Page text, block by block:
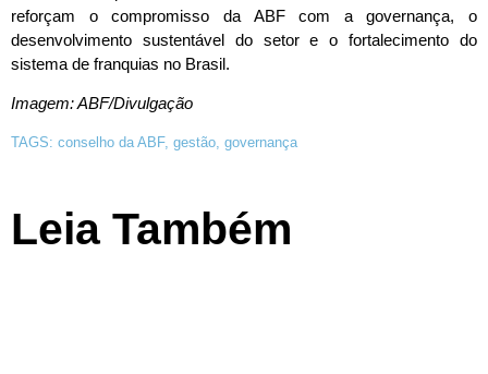
reforçam o compromisso da ABF com a governança, o
desenvolvimento sustentável do setor e o fortalecimento do
sistema de franquias no Brasil.
Imagem: ABF/Divulgação
TAGS: conselho da ABF, gestão governança
Leia Também